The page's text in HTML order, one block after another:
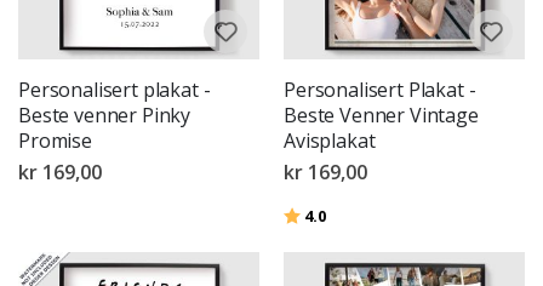
Personalisert plakat -
Beste venner Pinky
Promise
kr 169,00
Personalisert Plakat -
Beste Venner Vintage
Avisplakat
kr 169,00
Karakter:
4.0